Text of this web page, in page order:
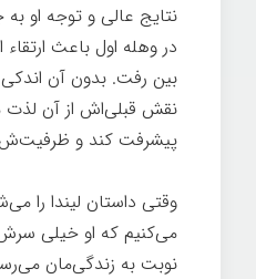
نتایج عالی و توجه او
در وهله اول باعث
بین رفت. بدون آن
نقش قبلی‌اش از آن لذت
پیشرفت کند و
وقتی داستان لیندا را
می‌کنیم که او خیلی
نوبت به زندگی‌مان